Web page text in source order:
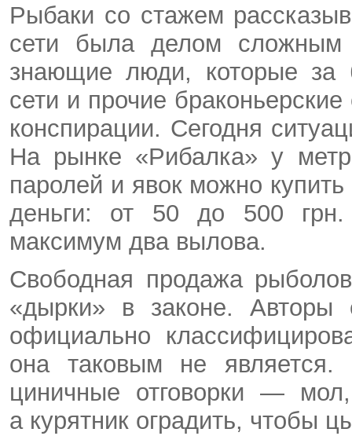
Рыбаки со стажем
сети была делом
знающие люди, которые за
сети и прочие
конспирации. Сегодня
На рынке «Рибалка» у
паролей и явок можно
деньги: от 50 до 500
максимум два вылова.
Свободная продажа
«дырки» в законе. Авторы
официально
она таковым не является.
циничные отговорки —
а курятник оградить, чтобы